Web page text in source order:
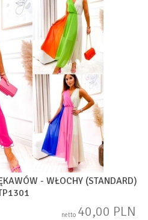
- WŁOCHY (STANDARD)
netto 40,00 PLN